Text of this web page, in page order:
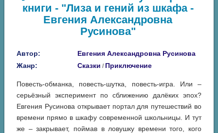
книги - "Лиза и гений из шкафа -
Евгения Александровна
Русинова"
Автор:
Евгения Александровна Русинова
Жанр:
Сказки / Приключение
Повесть-обманка, повесть-шутка, повесть-игра. Или –
серьёзный эксперимент по сближению далёких эпох?
Евгения Русинова открывает портал для путешествий во
времени прямо в шкафу современной школьницы. И тут
же – закрывает, поймав в ловушку времени того, кого